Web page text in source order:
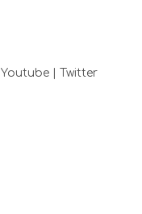
Youtube | Twitter